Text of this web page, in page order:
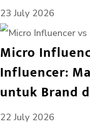
23 July 2026
Micro
Influencer:
untuk Brand
22 July 2026